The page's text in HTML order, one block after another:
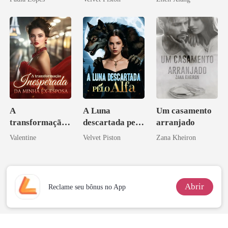
desafiar
Arrependiment
o
A
transformação
inesperada da
Valentine
A Luna
descartada pelo
Alfa
Velvet Piston
Um casamento
arranjado
Zana Kheiron
Reclame seu bônus no App Abrir